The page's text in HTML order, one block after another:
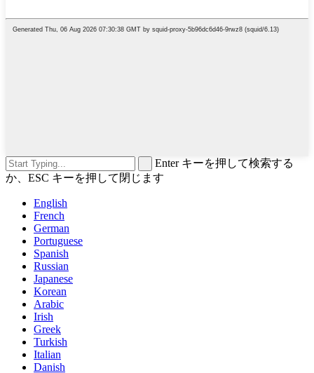
Enter キーを押して検索する
か、ESC キーを押して閉じます
English
French
German
Portuguese
Spanish
Russian
Japanese
Korean
Arabic
Irish
Greek
Turkish
Italian
Danish